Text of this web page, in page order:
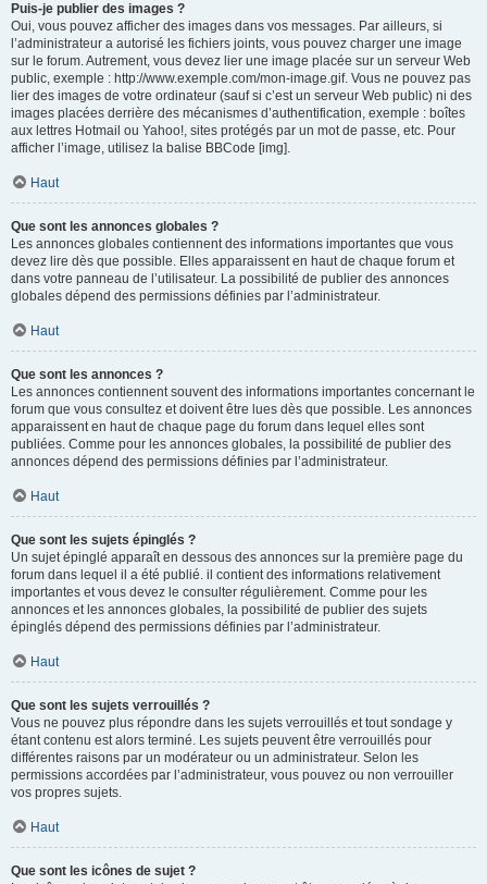
Puis-je publier des images ?
Oui, vous pouvez afficher des images dans vos messages. Par ailleurs, si
l’administrateur a autorisé les fichiers joints, vous pouvez charger une image
sur le forum. Autrement, vous devez lier une image placée sur un serveur Web
public, exemple : http://www.exemple.com/mon-image.gif. Vous ne pouvez pas
lier des images de votre ordinateur (sauf si c’est un serveur Web public) ni des
images placées derrière des mécanismes d’authentification, exemple : boîtes
aux lettres Hotmail ou Yahoo!, sites protégés par un mot de passe, etc. Pour
afficher l’image, utilisez la balise BBCode [img].
Haut
Que sont les annonces globales ?
Les annonces globales contiennent des informations importantes que vous
devez lire dès que possible. Elles apparaissent en haut de chaque forum et
dans votre panneau de l’utilisateur. La possibilité de publier des annonces
globales dépend des permissions définies par l’administrateur.
Haut
Que sont les annonces ?
Les annonces contiennent souvent des informations importantes concernant le
forum que vous consultez et doivent être lues dès que possible. Les annonces
apparaissent en haut de chaque page du forum dans lequel elles sont
publiées. Comme pour les annonces globales, la possibilité de publier des
annonces dépend des permissions définies par l’administrateur.
Haut
Que sont les sujets épinglés ?
Un sujet épinglé apparaît en dessous des annonces sur la première page du
forum dans lequel il a été publié. il contient des informations relativement
importantes et vous devez le consulter régulièrement. Comme pour les
annonces et les annonces globales, la possibilité de publier des sujets
épinglés dépend des permissions définies par l’administrateur.
Haut
Que sont les sujets verrouillés ?
Vous ne pouvez plus répondre dans les sujets verrouillés et tout sondage y
étant contenu est alors terminé. Les sujets peuvent être verrouillés pour
différentes raisons par un modérateur ou un administrateur. Selon les
permissions accordées par l’administrateur, vous pouvez ou non verrouiller
vos propres sujets.
Haut
Que sont les icônes de sujet ?